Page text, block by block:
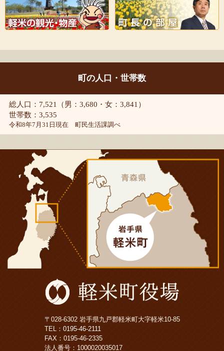
町の人口・世帯数
総人口：7,521（男：3,680・女：3,841）
世帯数：3,535
令和8年7月31日現在 町民生活課調べ
〒028-6302 岩手県九戸郡軽米町大字軽米10-85
TEL： 0195-46-2111
FAX：0195-46-2335
法人番号：1000020035017